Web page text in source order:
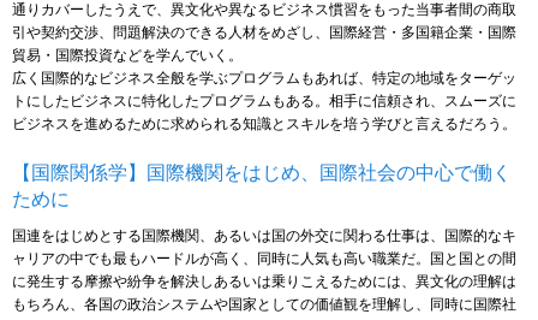
通りカバーしたうえで、異文化や異なるビジネス慣習をもった当事者間の商取
引や契約交渉、問題解決のできる人材をめざし、国際経営・多国籍企業・国際
貿易・国際投資などを学んでいく。
広く国際的なビジネス全般を学ぶプログラムもあれば、特定の地域をターゲッ
トにしたビジネスに特化したプログラムもある。相手に信頼され、スムーズに
ビジネスを進めるために求められる知識とスキルを培う学びと言えるだろう。
【国際関係学】国際機関をはじめ、国際社会の中心で働く
ために
国連をはじめとする国際機関、あるいは国の外交に関わる仕事は、国際的なキ
ャリアの中でも最もハードルが高く、同時に人気も高い職業だ。国と国との間
に発生する摩擦や紛争を解決しあるいは乗りこえるためには、異文化の理解は
もちろん、各国の政治システムや国家としての価値観を理解し、同時に国際社